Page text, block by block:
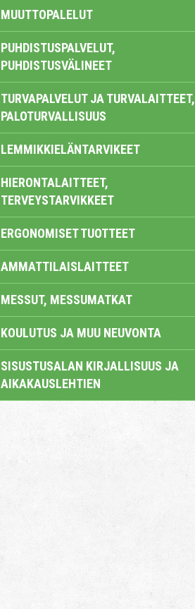
MUUTTOPALELUT
PUHDISTUSPALVELUT,
PUHDISTUSVÄLINEET
TURVAPALVELUT JA TURVALAITTEET,
PALOTURVALLISUUS
LEMMIKKIELÄNTARVIKEET
HIERONTALAITTEET,
TERVEYSTARVIKKEET
ERGONOMISET TUOTTEET
AMMATTILAISLAITTEET
MESSUT, MESSUMATKAT
KOULUTUS JA MUU NEUVONTA
SISUSTUSALAN KIRJALLISUUS JA
AIKAKAUSLEHTIEN